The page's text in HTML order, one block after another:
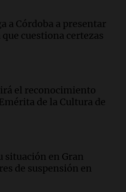
por represión en el
por derrame de
escuelas de la décima
laboral tras la muerte
a Córdoba a presentar
cuestiona certezas
el reconocimiento
de la Cultura de
situación en Gran
de suspensión en